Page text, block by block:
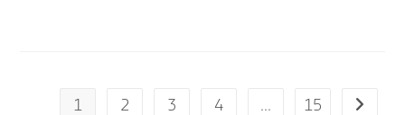
1 2 3 4 … 15 Ir a la